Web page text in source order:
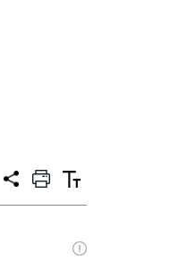
공
프
트
텍
트